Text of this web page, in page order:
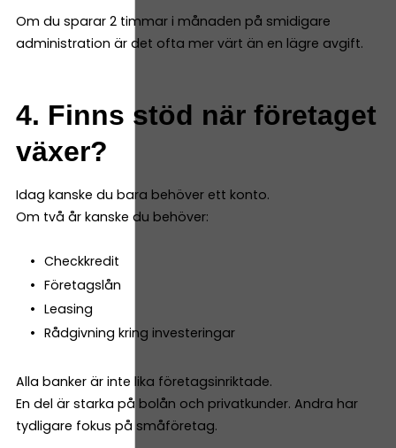
Om du sparar 2 timmar i månaden på smidigare
administration är det ofta mer värt än en lägre avgift.
4. Finns stöd när företaget
växer?
Idag kanske du bara behöver ett konto.
Om två år kanske du behöver:
Checkkredit
Företagslån
Leasing
Rådgivning kring investeringar
Alla banker är inte lika företagsinriktade.
En del är starka på bolån och privatkunder. Andra har
tydligare fokus på småföretag.